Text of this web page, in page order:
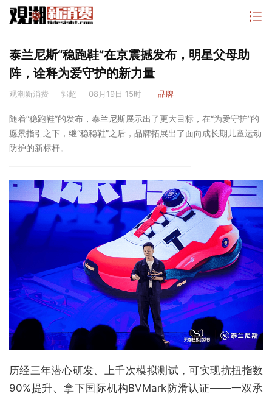
泰兰尼斯“稳跑鞋”在京震撼发布，明星父母助
阵，诠释为爱守护的新力量
观潮新消费 郭超 08月19日 15时 品牌
随着“稳跑鞋”的发布，泰兰尼斯展示出了更大目标，在“为爱守护”的
愿景指引之下，继“稳稳鞋”之后，品牌拓展出了面向成长期儿童运动
防护的新标杆。
历经三年潜心研发、上千次模拟测试，可实现抗扭指数
90%提升、拿下国际机构BVMark防滑认证——一双承